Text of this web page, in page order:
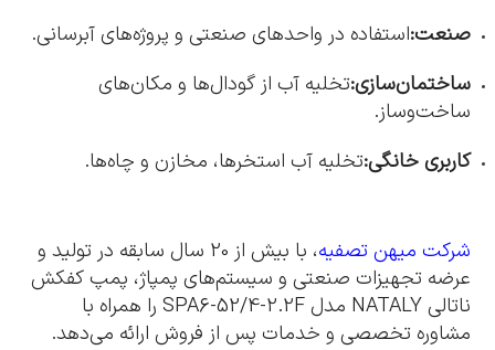
صنعت:استفاده در واحدهای صنعتی و پروژه‌های آبرسانی.
ساختمان‌سازی:تخلیه آب از گودال‌ها و مکان‌های
ساخت‌وساز.
کاربری خانگی:تخلیه آب استخرها، مخازن و چاه‌ها.
شرکت میهن تصفیه
، با بیش از 20 سال سابقه در تولید و
عرضه تجهیزات صنعتی و سیستم‌های پمپاژ، پمپ کفکش
ناتالی NATALY مدل SPA6-52/4-2.2F را همراه با
مشاوره تخصصی و خدمات پس از فروش ارائه می‌دهد.